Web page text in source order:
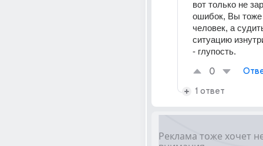
вот только не
ошибок, Вы
человек, а
ситуацию
- глупость.
0
1 ответ